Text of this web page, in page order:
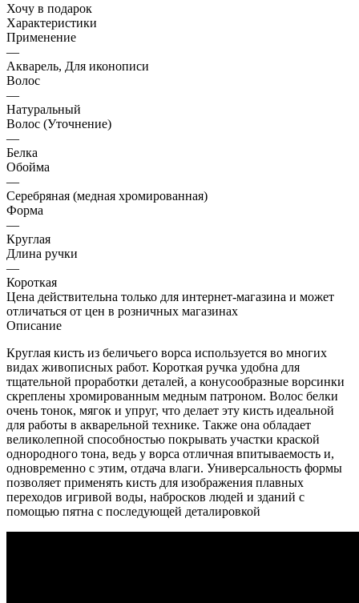
Хочу в подарок
Характеристики
Применение
—
Акварель, Для иконописи
Волос
—
Натуральный
Волос (Уточнение)
—
Белка
Обойма
—
Cеребряная (медная хромированная)
Форма
—
Круглая
Длина ручки
—
Короткая
Цена действительна только для интернет-магазина и может
отличаться от цен в розничных магазинах
Описание
Круглая кисть из беличьего ворса используется во многих
видах живописных работ. Короткая ручка удобна для
тщательной проработки деталей, а конусообразные ворсинки
скреплены хромированным медным патроном. Волос белки
очень тонок, мягок и упруг, что делает эту кисть идеальной
для работы в акварельной технике. Также она обладает
великолепной способностью покрывать участки краской
однородного тона, ведь у ворса отличная впитываемость и,
одновременно с этим, отдача влаги. Универсальность формы
позволяет применять кисть для изображения плавных
переходов игривой воды, набросков людей и зданий с
помощью пятна с последующей деталировкой